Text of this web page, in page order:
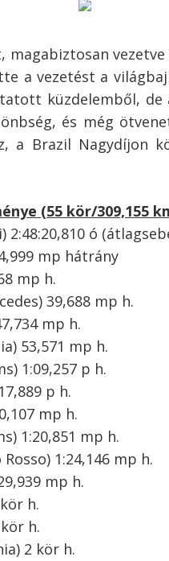
a vezetést a
küzdelemből, de
és még
a Brazil Nagydíjon
(55 kör/309,155
ó
mp hátrány
mp h.
39,688 mp h.
mp h.
53,571 mp h.
1:09,257 p h.
p h.
mp h.
1:20,851 mp h.
1:24,146 mp h.
mp h.
h.
h.
2 kör h.